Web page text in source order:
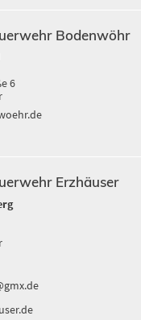
Bodenwöhr
6
Erzhäuser